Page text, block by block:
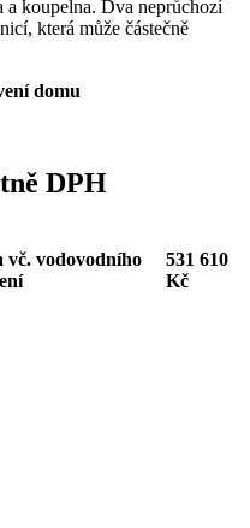
a koupelna. Dva neprůchozí
která může částečně
domu
DPH
vč. vodovodního
531 610
Kč